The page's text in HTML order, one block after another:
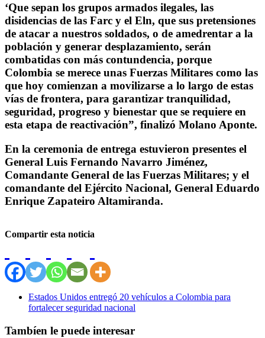
‘Que sepan los grupos armados ilegales, las
disidencias de las Farc y el Eln, que sus pretensiones
de atacar a nuestros soldados, o de amedrentar a la
población y generar desplazamiento, serán
combatidas con más contundencia, porque
Colombia se merece unas Fuerzas Militares como las
que hoy comienzan a movilizarse a lo largo de estas
vías de frontera, para garantizar tranquilidad,
seguridad, progreso y bienestar que se requiere en
esta etapa de reactivación”, finalizó Molano Aponte.
En la ceremonia de entrega estuvieron presentes el
General Luis Fernando Navarro Jiménez,
Comandante General de las Fuerzas Militares; y el
comandante del Ejército Nacional, General Eduardo
Enrique Zapateiro Altamiranda.
Compartir esta noticia
Estados Unidos entregó 20 vehículos a Colombia para
fortalecer seguridad nacional
Tambíen le puede interesar